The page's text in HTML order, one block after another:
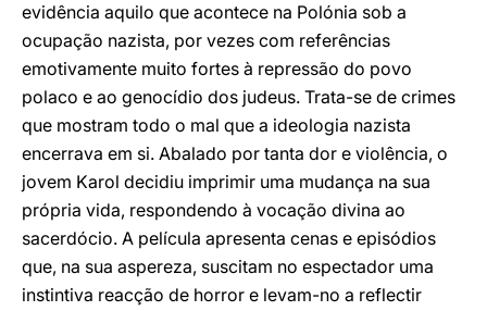
evidência aquilo que acontece na Polónia sob a
ocupação nazista, por vezes com referências
emotivamente muito fortes à repressão do povo
polaco e ao genocídio dos judeus. Trata-se de crimes
que mostram todo o mal que a ideologia nazista
encerrava em si. Abalado por tanta dor e violência, o
jovem Karol decidiu imprimir uma mudança na sua
própria vida, respondendo à vocação divina ao
sacerdócio. A película apresenta cenas e episódios
que, na sua aspereza, suscitam no espectador uma
instintiva reacção de horror e levam-no a reflectir